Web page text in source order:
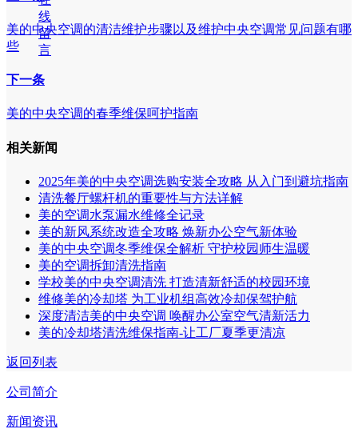
线
留
言
美的中央空调的清洁维护步骤以及维护中央空调常见问题有哪
些
下一条
美的中央空调的春季维保呵护指南
相关新闻
2025年美的中央空调选购安装全攻略 从入门到避坑指南
清洗餐厅螺杆机的重要性与方法详解
美的空调水泵漏水维修全记录
美的新风系统改造全攻略 焕新办公空气新体验
美的中央空调冬季维保全解析 守护校园师生温暖
美的空调拆卸清洗指南
学校美的中央空调清洗 打造清新舒适的校园环境
维修美的冷却塔 为工业机组高效冷却保驾护航
深度清洁美的中央空调 唤醒办公室空气清新活力
美的冷却塔清洗维保指南-让工厂夏季更清凉
返回列表
公司简介
新闻资讯